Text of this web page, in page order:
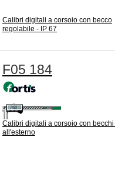
Calibri digitali a corsoio con becco
regolabile - IP 67
F05 184
Calibri digitali a corsoio con
all'esterno